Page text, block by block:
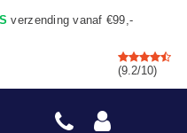
verzending vanaf €99,-
winkel
(9.2/10)